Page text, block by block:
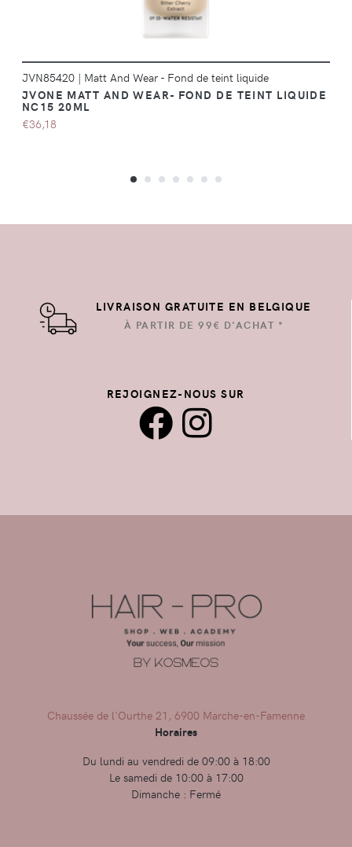
JVN85420 | Matt And Wear - Fond de teint liquide
JVONE MATT AND WEAR- FOND DE TEINT LIQUIDE
NC15 20ML
€36,18
LIVRAISON GRATUITE EN BELGIQUE
À PARTIR DE 99€ D'ACHAT *
REJOIGNEZ-NOUS SUR
Chaussée de l'Ourthe 21, 6900 Marche-en-Famenne
Horaires
Du lundi au vendredi de 09:00 à 18:00
Le samedi de 10:00 à 17:00
Dimanche : Fermé